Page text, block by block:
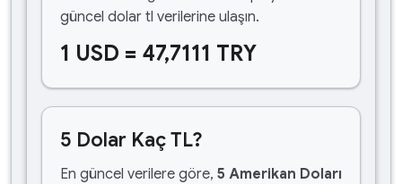
güncel dolar tl verilerine ulaşın.
1 USD = 47,7111 TRY
5 Dolar Kaç TL?
En güncel verilere göre, 5 Amerikan Doları